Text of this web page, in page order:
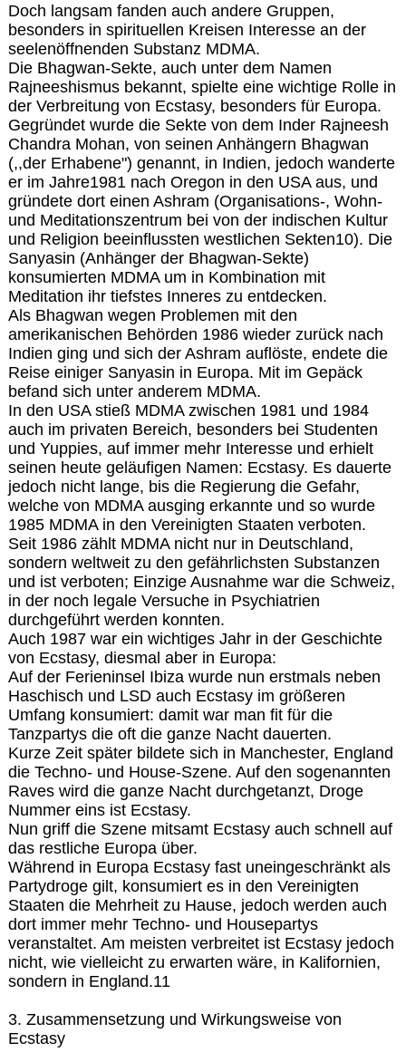
Doch langsam fanden auch andere Gruppen,
besonders in spirituellen Kreisen Interesse an der
seelenöffnenden Substanz MDMA.
Die Bhagwan-Sekte, auch unter dem Namen
Rajneeshismus bekannt, spielte eine wichtige Rolle in
der Verbreitung von Ecstasy, besonders für Europa.
Gegründet wurde die Sekte von dem Inder Rajneesh
Chandra Mohan, von seinen Anhängern Bhagwan
(,,der Erhabene") genannt, in Indien, jedoch wanderte
er im Jahre1981 nach Oregon in den USA aus, und
gründete dort einen Ashram (Organisations-, Wohn-
und Meditationszentrum bei von der indischen Kultur
und Religion beeinflussten westlichen Sekten10). Die
Sanyasin (Anhänger der Bhagwan-Sekte)
konsumierten MDMA um in Kombination mit
Meditation ihr tiefstes Inneres zu entdecken.
Als Bhagwan wegen Problemen mit den
amerikanischen Behörden 1986 wieder zurück nach
Indien ging und sich der Ashram auflöste, endete die
Reise einiger Sanyasin in Europa. Mit im Gepäck
befand sich unter anderem MDMA.
In den USA stieß MDMA zwischen 1981 und 1984
auch im privaten Bereich, besonders bei Studenten
und Yuppies, auf immer mehr Interesse und erhielt
seinen heute geläufigen Namen: Ecstasy. Es dauerte
jedoch nicht lange, bis die Regierung die Gefahr,
welche von MDMA ausging erkannte und so wurde
1985 MDMA in den Vereinigten Staaten verboten.
Seit 1986 zählt MDMA nicht nur in Deutschland,
sondern weltweit zu den gefährlichsten Substanzen
und ist verboten; Einzige Ausnahme war die Schweiz,
in der noch legale Versuche in Psychiatrien
durchgeführt werden konnten.
Auch 1987 war ein wichtiges Jahr in der Geschichte
von Ecstasy, diesmal aber in Europa:
Auf der Ferieninsel Ibiza wurde nun erstmals neben
Haschisch und LSD auch Ecstasy im größeren
Umfang konsumiert: damit war man fit für die
Tanzpartys die oft die ganze Nacht dauerten.
Kurze Zeit später bildete sich in Manchester, England
die Techno- und House-Szene. Auf den sogenannten
Raves wird die ganze Nacht durchgetanzt, Droge
Nummer eins ist Ecstasy.
Nun griff die Szene mitsamt Ecstasy auch schnell auf
das restliche Europa über.
Während in Europa Ecstasy fast uneingeschränkt als
Partydroge gilt, konsumiert es in den Vereinigten
Staaten die Mehrheit zu Hause, jedoch werden auch
dort immer mehr Techno- und Housepartys
veranstaltet. Am meisten verbreitet ist Ecstasy jedoch
nicht, wie vielleicht zu erwarten wäre, in Kalifornien,
sondern in England.11
3. Zusammensetzung und Wirkungsweise von
Ecstasy